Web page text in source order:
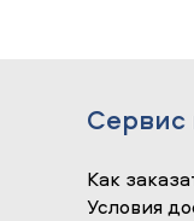
Как
Условия